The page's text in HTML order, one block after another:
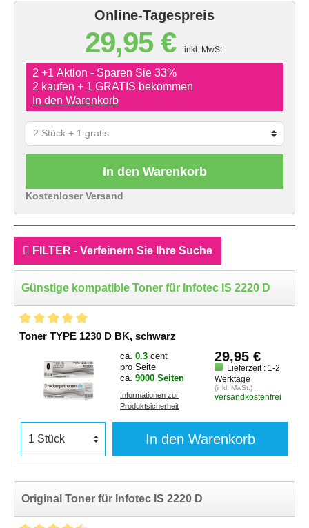
Online-Tagespreis
29,95 € inkl. MwSt.
2 +1 Aktion - Sparen Sie 33%
2 kaufen + 1 GRATIS bekommen
In den Warenkorb
In den Warenkorb
Kostenloser Versand
FILTER - Verfeinern Sie Ihre Suche
Günstige kompatible Toner für Infotec IS 2220 D
Toner TYPE 1230 D BK, schwarz
ca. 0.3 cent
pro Seite
ca. 9000 Seiten
Informationen zur
Produktsicherheit
29,95 €
Lieferzeit : 1-2
Werktage
(inkl. MwSt.)
versandkostenfrei
In den Warenkorb
Original Toner für Infotec IS 2220 D